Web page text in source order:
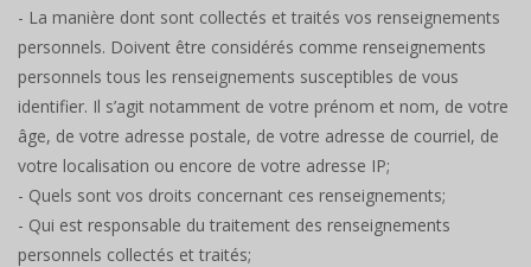
- La manière dont sont collectés et traités vos renseignements
personnels. Doivent être considérés comme renseignements
personnels tous les renseignements susceptibles de vous
identifier. Il s’agit notamment de votre prénom et nom, de votre
âge, de votre adresse postale, de votre adresse de courriel, de
votre localisation ou encore de votre adresse IP;
- Quels sont vos droits concernant ces renseignements;
- Qui est responsable du traitement des renseignements
personnels collectés et traités;